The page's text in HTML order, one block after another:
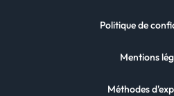
Politique de
Mentions
Méthodes